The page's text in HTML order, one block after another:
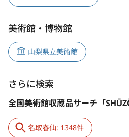
美術館・博物館
山梨県立美術館
さらに検索
全国美術館収蔵品サーチ「
名取春仙: 1348件